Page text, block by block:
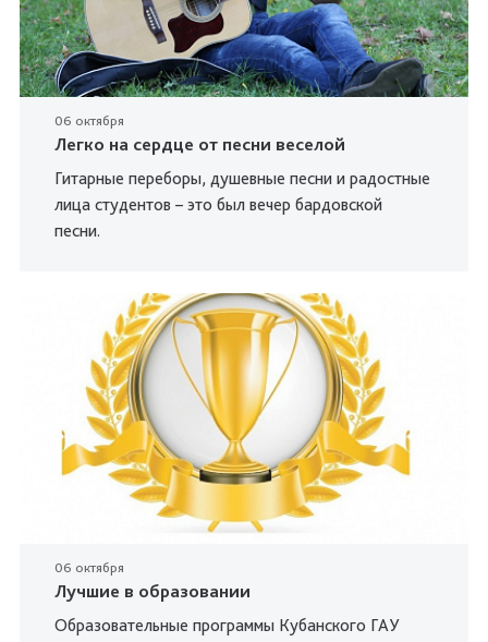
06 октября
Легко на сердце от песни веселой
Гитарные переборы, душевные песни и радостные
лица студентов – это был вечер бардовской
песни.
06 октября
Лучшие в образовании
Образовательные программы Кубанского ГАУ